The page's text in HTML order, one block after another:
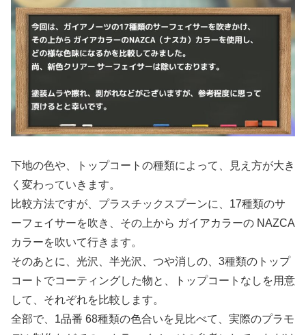
下地の色や、トップコートの種類によって、見え方が大き
く変わっていきます。
比較方法ですが、プラスチックスプーンに、17種類のサ
ーフェイサーを吹き、その上から ガイアカラーの NAZCA
カラーを吹いて行きます。
そのあとに、光沢、半光沢、つや消しの、3種類のトップ
コートでコーティングした物と、トップコートなしを用意
して、それぞれを比較します。
全部で、1品番 68種類の色合いを見比べて、実際のプラモ